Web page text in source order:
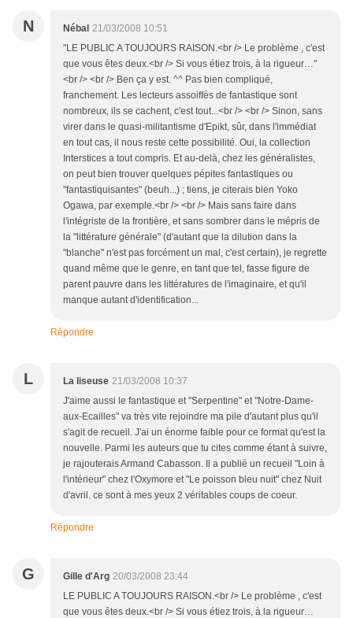
N Nébal 21/03/2008 10:51
"LE PUBLIC A TOUJOURS RAISON.<br /> Le problème , c'est
que vous êtes deux.<br /> Si vous étiez trois, à la rigueur…"
<br /> <br /> Ben ça y est. ^^ Pas bien compliqué,
franchement. Les lecteurs assoiffés de fantastique sont
nombreux, ils se cachent, c'est tout...<br /> <br /> Sinon, sans
virer dans le quasi-militantisme d'Epikt, sûr, dans l'immédiat
en tout cas, il nous reste cette possibilité. Oui, la collection
Interstices a tout compris. Et au-delà, chez les généralistes,
on peut bien trouver quelques pépites fantastiques ou
"fantastiquisantes" (beuh...) ; tiens, je citerais bien Yoko
Ogawa, par exemple.<br /> <br /> Mais sans faire dans
l'intégriste de la frontière, et sans sombrer dans le mépris de
la "littérature générale" (d'autant que la dilution dans la
"blanche" n'est pas forcément un mal, c'est certain), je regrette
quand même que le genre, en tant que tel, fasse figure de
parent pauvre dans les littératures de l'imaginaire, et qu'il
manque autant d'identification...
Répondre
L La liseuse 21/03/2008 10:37
J'aime aussi le fantastique et "Serpentine" et "Notre-Dame-
aux-Ecailles" va très vite rejoindre ma pile d'autant plus qu'il
s'agit de recueil. J'ai un énorme faible pour ce format qu'est la
nouvelle. Parmi les auteurs que tu cites comme étant à suivre,
je rajouterais Armand Cabasson. Il a publié un recueil "Loin à
l'intérieur" chez l'Oxymore et "Le poisson bleu nuit" chez Nuit
d'avril. ce sont à mes yeux 2 véritables coups de coeur.
Répondre
G Gille d'Arg 20/03/2008 23:44
LE PUBLIC A TOUJOURS RAISON.<br /> Le problème , c'est
que vous êtes deux.<br /> Si vous étiez trois, à la rigueur…